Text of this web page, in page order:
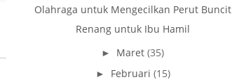
Olahraga untuk Mengecilkan Perut Buncit
Renang untuk Ibu Hamil
► Maret (35)
► Februari (15)